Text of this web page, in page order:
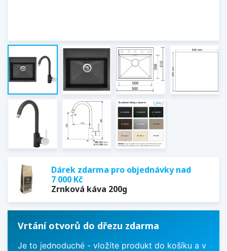
Dárek zdarma pro objednávky nad
7 000 Kč
Zrnková káva 200g
Vrtání otvorů do dřezu zdarma
Je to jednoduché - vložíte produkt do košíku a v